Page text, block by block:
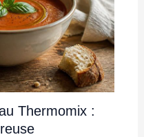
Thermomix :